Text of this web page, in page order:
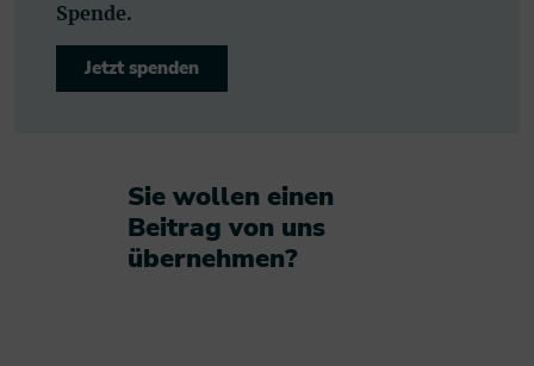
Spende.
Jetzt spenden
Sie wollen einen
Beitrag von uns
übernehmen?​